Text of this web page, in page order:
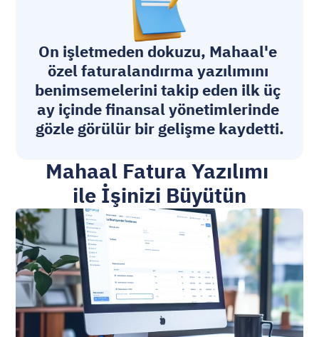
On işletmeden dokuzu, Mahaal'e
özel faturalandırma yazılımını
benimsemelerini takip eden ilk üç
ay içinde finansal yönetimlerinde
gözle görülür bir gelişme kaydetti.
Mahaal Fatura Yazılımı
ile İşinizi Büyütün